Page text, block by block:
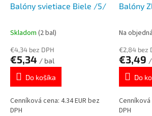
Balóny svietiace Biele /5/
Skladom (2 bal)
€4,34 bez DPH
€5,34 / bal
Do košíka
Cenníková cena: 4.34 EUR bez
DPH
Balóny
Na
€2,84 bez
€3,49
Do
Cenníková
DPH